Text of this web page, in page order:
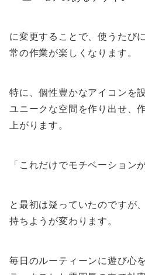
に変更することで、使うたび
常の作業が楽しくなります。
特に、個性豊かなアイコンを
ユニークな空間を作り出せ、
上がります。
「これだけでモチベーション
と最初は疑っていたのですが
持ちようが変わります。
毎日のルーティーンに遊び心